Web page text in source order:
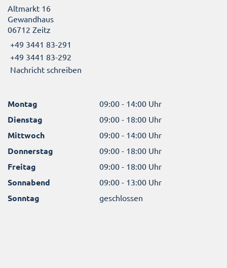
Altmarkt 16
Gewandhaus
06712 Zeitz
+49 3441 83-291
+49 3441 83-292
Nachricht schreiben
Montag 09:00 - 14:00 Uhr
Dienstag 09:00 - 18:00 Uhr
Mittwoch 09:00 - 14:00 Uhr
Donnerstag 09:00 - 18:00 Uhr
Freitag 09:00 - 18:00 Uhr
Sonnabend 09:00 - 13:00 Uhr
Sonntag geschlossen